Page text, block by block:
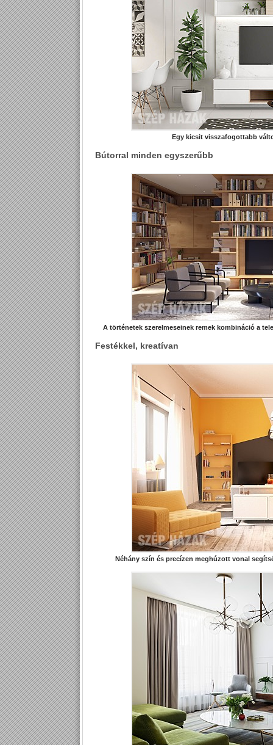
Egy kicsit visszafogottabb
Bútorral minden egyszerűbb
A történetek szerelmeseinek remek kombináció a
Festékkel, kreatívan
Néhány szín és precízen meghúzott vonal